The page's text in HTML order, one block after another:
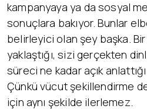
kampanyaya ya da sosyal
sonuçlara bakıyor. Bunlar
belirleyici olan şey başka.
yaklaştığı, sizi gerçekten
süreci ne kadar açık
Çünkü vücut şekillendirme
için aynı şekilde ilerlemez.